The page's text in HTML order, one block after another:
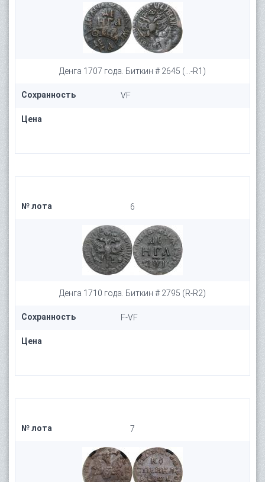
Денга 1707 года. Биткин # 2645 (...-R1)
Сохранность VF
Цена
№ лота 6
Денга 1710 года. Биткин # 2795 (R-R2)
Сохранность F-VF
Цена
№ лота 7